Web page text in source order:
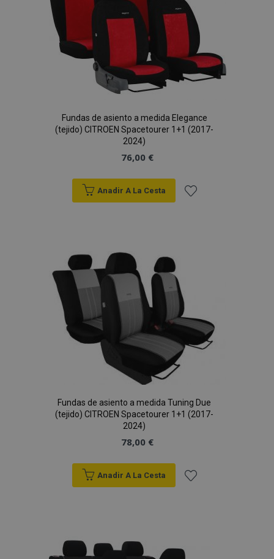
Fundas de asiento a medida Elegance
(tejido) CITROEN Spacetourer 1+1 (2017-
2024)
76,00 €
Anadir A La Cesta
Deseos
Fundas de asiento a medida Tuning Due
(tejido) CITROEN Spacetourer 1+1 (2017-
2024)
78,00 €
Anadir A La Cesta
Lista